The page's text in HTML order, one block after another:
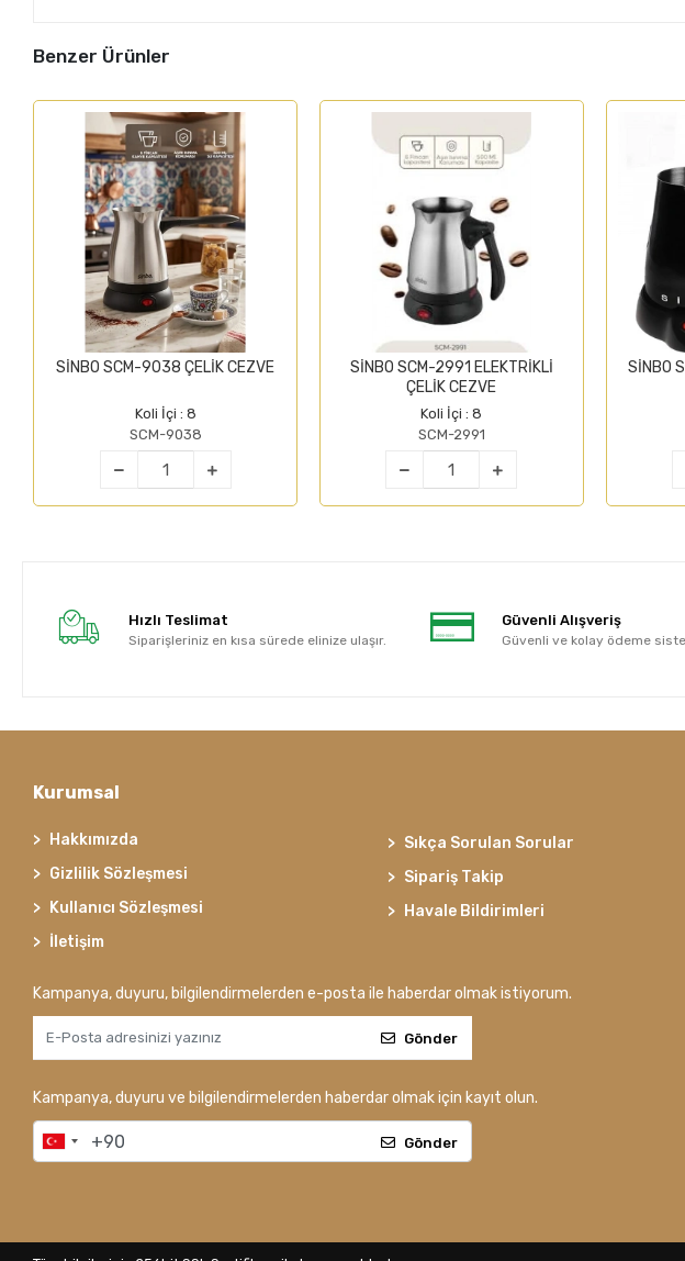
Benzer Ürünler
SİNBO SCM-9038 ÇELİK CEZVE
Koli İçi : 8
SCM-9038
SİNBO SCM-2991 ELEKTRİKLİ
ÇELİK CEZVE
Koli İçi : 8
SCM-2991
SİNBO
Hızlı Teslimat
Siparişleriniz en kısa sürede elinize ulaşır.
Güvenli Alışveriş
Güvenli ve kolay ödeme
Kurumsal
Hakkımızda
Gizlilik Sözleşmesi
Kullanıcı Sözleşmesi
İletişim
Sıkça Sorulan Sorular
Sipariş Takip
Havale Bildirimleri
Kampanya, duyuru, bilgilendirmelerden e-posta ile haberdar olmak istiyorum.
Gönder
Kampanya, duyuru ve bilgilendirmelerden haberdar olmak için kayıt olun.
Gönder